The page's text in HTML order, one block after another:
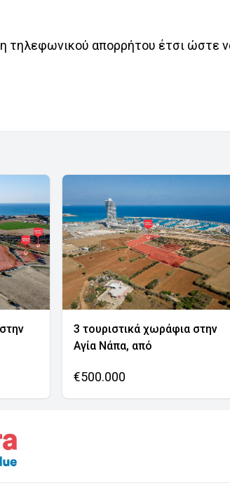
τηλεφωνικού απορρήτου έτσι ώστε
3 τουριστικά χωράφια στην
Αγία Νάπα, από
€500.000